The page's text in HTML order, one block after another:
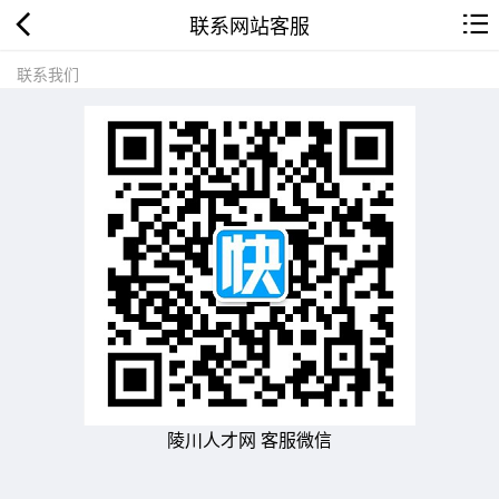
联系网站客服
联系我们
陵川人才网 客服微信